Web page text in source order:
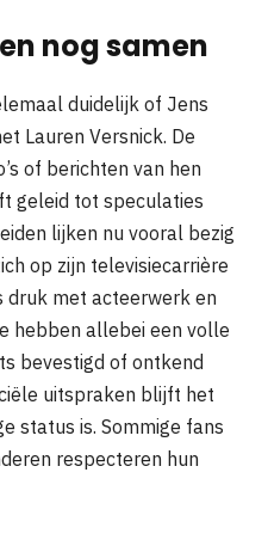
nog samen
duidelijk of Jens
Lauren Versnick. De
of berichten van hen
geleid tot speculaties
lijken nu vooral bezig
op zijn televisiecarrière
druk met acteerwerk en
hebben allebei een volle
bevestigd of ontkend
uitspraken blijft het
status is. Sommige fans
respecteren hun